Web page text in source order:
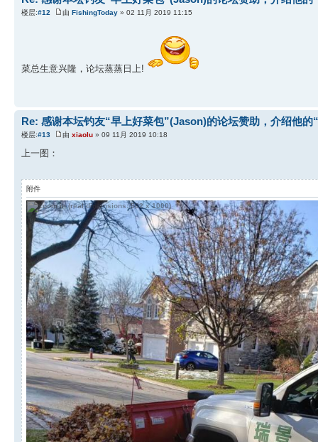
楼层:#12 由 FishingToday » 02 11月 2019 11:15
菜总生意兴隆，论坛蒸蒸日上!
Re: 感谢本坛钓友“早上好菜包”(Jason)的论坛赞助，介绍他
楼层:#13 由 xiaolu » 09 11月 2019 10:18
上一图：
附件